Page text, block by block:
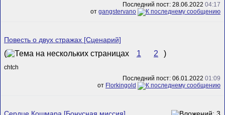
Последний пост: 28.06.2022 04:17
от gangstervano
Повесть о двух стражах [Сценарий]
( 1 2 )
chtch
Последний пост: 06.01.2022 01:09
от Florkingold